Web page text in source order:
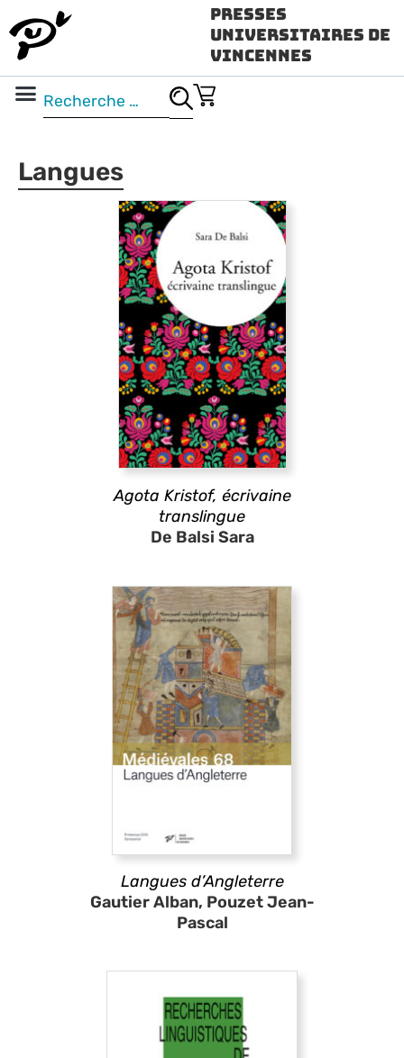
Presses
Universitaires de
Vincennes
Langues
Agota Kristof, écrivaine
translingue
De Balsi Sara
Langues d’Angleterre
Gautier Alban, Pouzet Jean-
Pascal